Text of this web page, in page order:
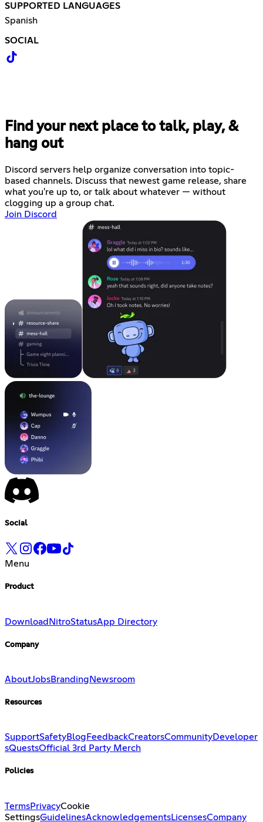
SUPPORTED LANGUAGES
Spanish
SOCIAL
Find your next place to talk, play, &
hang out
Discord servers help organize conversation into topic-
based channels. Discuss that newest game release, share
what you're up to, or talk about whatever — without
clogging up a group chat.
Join Discord
Social
Menu
Product
DownloadNitroStatusApp Directory
Company
AboutJobsBranding Newsroom
Resources
SupportSafetyBlog FeedbackCreatorsCommunityDeveloper
sQuestsOfficial 3rd Party Merch
Policies
TermsPrivacyCookie
SettingsGuidelinesAcknowledgementsLicensesCompany